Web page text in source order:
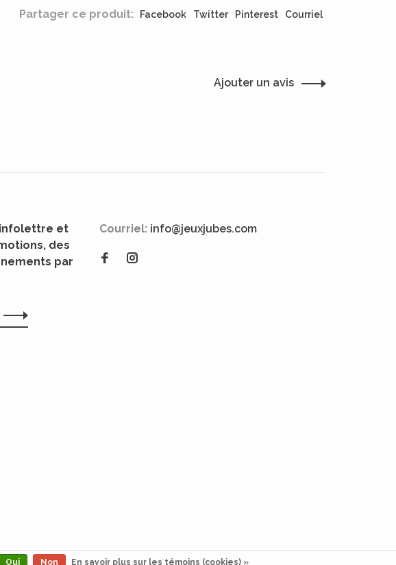
Partager ce produit: Facebook Twitter Pinterest Courriel
Ajouter un avis
et
des
par
Courriel: info@jeuxjubes.com
Oui Non En savoir plus sur les témoins (cookies) »